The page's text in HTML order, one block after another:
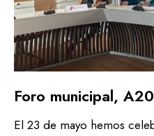
Foro municipal,
El 23 de mayo hemos